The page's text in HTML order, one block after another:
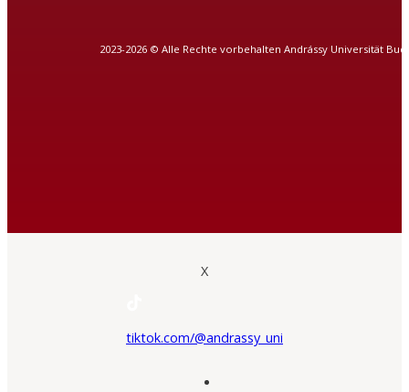
2023-2026 © Alle Rechte vorbehalten Andrássy Universität
X
tiktok.com/@andrassy_uni